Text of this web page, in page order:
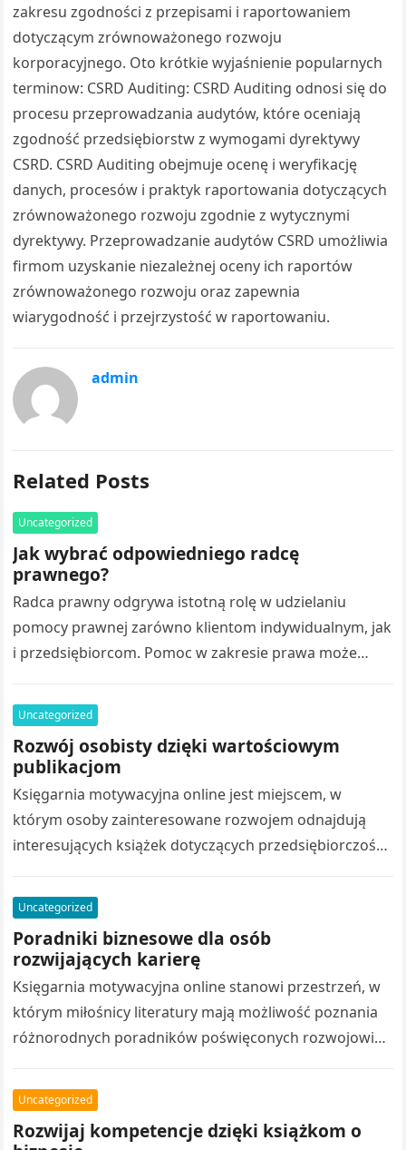
zakresu zgodności z przepisami i raportowaniem
dotyczącym zrównoważonego rozwoju
korporacyjnego. Oto krótkie wyjaśnienie popularnych
terminow: CSRD Auditing: CSRD Auditing odnosi się do
procesu przeprowadzania audytów, które oceniają
zgodność przedsiębiorstw z wymogami dyrektywy
CSRD. CSRD Auditing obejmuje ocenę i weryfikację
danych, procesów i praktyk raportowania dotyczących
zrównoważonego rozwoju zgodnie z wytycznymi
dyrektywy. Przeprowadzanie audytów CSRD umożliwia
firmom uzyskanie niezależnej oceny ich raportów
zrównoważonego rozwoju oraz zapewnia
wiarygodność i przejrzystość w raportowaniu.
admin
Related Posts
Uncategorized
Jak wybrać odpowiedniego radcę
prawnego?
Radca prawny odgrywa istotną rolę w udzielaniu
pomocy prawnej zarówno klientom indywidualnym, jak
i przedsiębiorcom. Pomoc w zakresie prawa może
przygotowywanie umów…
Uncategorized
Rozwój osobisty dzięki wartościowym
publikacjom
Księgarnia motywacyjna online jest miejscem, w
którym osoby zainteresowane rozwojem odnajdują
interesujących książek dotyczących przedsiębiorczości.
biznesowe, stanowią źródło inspiracji. Wydawnictwo
rozwój osobisty…
Uncategorized
Poradniki biznesowe dla osób
rozwijających karierę
Księgarnia motywacyjna online stanowi przestrzeń, w
którym miłośnicy literatury mają możliwość poznania
różnorodnych poradników poświęconych rozwojowi
motywacyjne, pomagają poznawać nowe zagadnienia.
Nowoczesne…
Uncategorized
Rozwijaj kompetencje dzięki książkom o